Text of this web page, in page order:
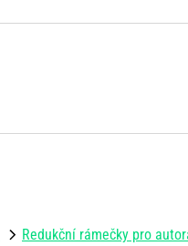
Redukční rámečky pro